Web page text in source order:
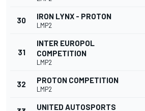
30 IRON LYNX - PROTON
LMP2
31
INTER EUROPOL
COMPETITION
LMP2
32 PROTON COMPETITION
LMP2
UNITED AUTOSPORTS